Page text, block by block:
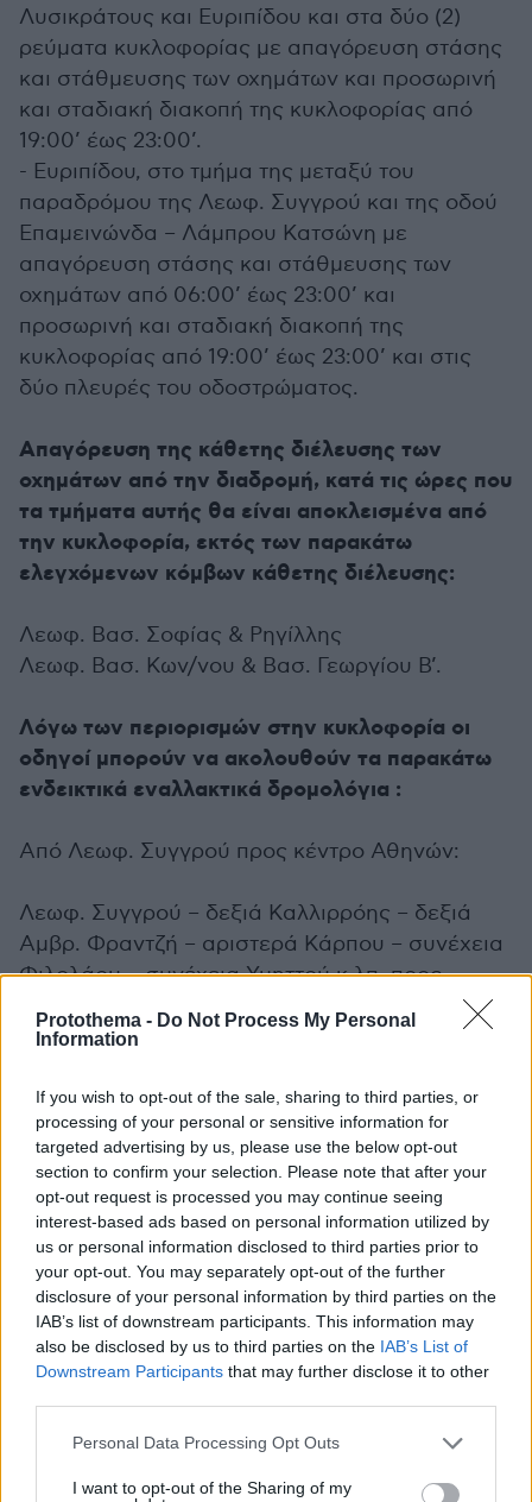
Protothema - Do Not Process My Personal
Information
If you wish to opt-out of the sale, sharing to third parties, or
processing of your personal or sensitive information for
targeted advertising by us, please use the below opt-out
section to confirm your selection. Please note that after your
opt-out request is processed you may continue seeing
interest-based ads based on personal information utilized by
us or personal information disclosed to third parties prior to
your opt-out. You may separately opt-out of the further
disclosure of your personal information by third parties on the
IAB’s list of downstream participants. This information may
also be disclosed by us to third parties on the IAB’s List of
Downstream Participants that may further disclose it to other
Please note that this website/app uses one or more Google
not limited to your visit or usage behaviour. You may click to
Personal Data Processing Opt Outs
I want to opt-out of the Sharing of my
Λυσικράτους και Ευριπίδου και στα δύο (2)
ρεύματα κυκλοφορίας με απαγόρευση στάσης
και στάθμευσης των οχημάτων και προσωρινή
και σταδιακή διακοπή της κυκλοφορίας από
19:00’ έως 23:00’.
- Ευριπίδου, στο τμήμα της μεταξύ του
παραδρόμου της Λεωφ. Συγγρού και της οδού
Επαμεινώνδα – Λάμπρου Κατσώνη με
απαγόρευση στάσης και στάθμευσης των
οχημάτων από 06:00’ έως 23:00’ και
προσωρινή και σταδιακή διακοπή της
κυκλοφορίας από 19:00’ έως 23:00’ και στις
δύο πλευρές του οδοστρώματος.
Απαγόρευση της κάθετης διέλευσης των
οχημάτων από την διαδρομή, κατά τις ώρες που
τα τμήματα αυτής θα είναι αποκλεισμένα από
την κυκλοφορία, εκτός των παρακάτω
ελεγχόμενων κόμβων κάθετης διέλευσης:
Λεωφ. Βασ. Σοφίας & Ρηγίλλης
Λεωφ. Βασ. Κων/νου & Βασ. Γεωργίου Β’.
Λόγω των περιορισμών στην κυκλοφορία οι
οδηγοί μπορούν να ακολουθούν τα παρακάτω
ενδεικτικά εναλλακτικά δρομολόγια :
Από Λεωφ. Συγγρού προς κέντρο Αθηνών:
Λεωφ. Συγγρού – δεξιά Καλλιρρόης – δεξιά
Αμβρ. Φραντζή – αριστερά Κάρπου – συνέχεια
Φιλολάου – συνέχεια Υμηττού κ.λπ. προς
Λεωφ. Συγγρού – δεξιά Καλλιρρόης – δεξιά
Λεωφ. Βουλιαγμένης – συνέχεια μέσω Βύρωνα
– περιφερειακή Λεωφ. Κατεχάκη.
Από Λεωφ. Μεσογείων ή Λεωφ. Κηφισίας προς
κέντρο Αθηνών:
Λεωφ. Μεσογείων – δεξιά Φειδιππίδου –
συνέχεια Λεωφ. Αλεξάνδρας (μέσω Εξαρχείων
ή Πατησίων) κ.λπ.
Λεωφ. Κηφισίας – δεξιά Λεωφ. Αλεξάνδρας
(μέσω Εξαρχείων ή Πατησίων) κ.λπ.